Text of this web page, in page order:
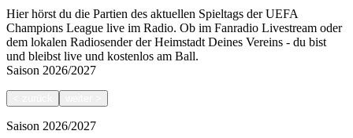
Hier hörst du die Partien des aktuellen Spieltags der UEFA
Champions League live im Radio. Ob im Fanradio Livestream oder
dem lokalen Radiosender der Heimstadt Deines Vereins - du bist
und bleibst live und kostenlos am Ball.
Saison 2026/2027
Saison 2026/2027